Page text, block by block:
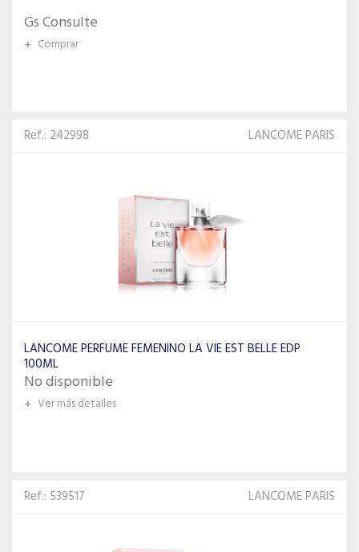
Gs Consulte
+ Comprar
Ref.: 242998 LANCOME PARIS
LANCOME PERFUME FEMENINO LA VIE EST BELLE EDP
100ML
No disponible
+ Ver más detalles
Ref.: 539517 LANCOME PARIS